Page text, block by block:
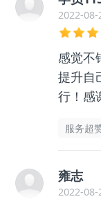
2022-08-
感觉不
提升自
行！感
服务超
雍志
2022-